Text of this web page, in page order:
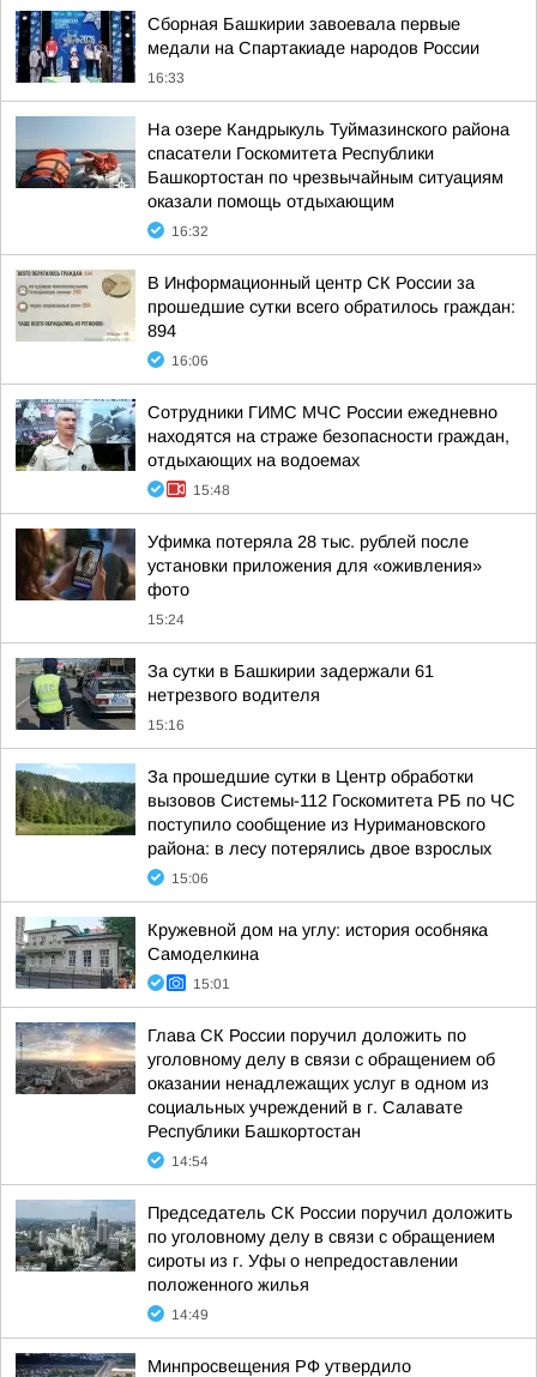
Сборная Башкирии завоевала первые
медали на Спартакиаде народов России
16:33
На озере Кандрыкуль Туймазинского района
спасатели Госкомитета Республики
Башкортостан по чрезвычайным ситуациям
оказали помощь отдыхающим
16:32
В Информационный центр СК России за
прошедшие сутки всего обратилось граждан:
894
16:06
Сотрудники ГИМС МЧС России ежедневно
находятся на страже безопасности граждан,
отдыхающих на водоемах
15:48
Уфимка потеряла 28 тыс. рублей после
установки приложения для «оживления»
фото
15:24
За сутки в Башкирии задержали 61
нетрезвого водителя
15:16
За прошедшие сутки в Центр обработки
вызовов Системы-112 Госкомитета РБ по ЧС
поступило сообщение из Нуримановского
района: в лесу потерялись двое взрослых
15:06
Кружевной дом на углу: история особняка
Самоделкина
15:01
Глава СК России поручил доложить по
уголовному делу в связи с обращением об
оказании ненадлежащих услуг в одном из
социальных учреждений в г. Салавате
Республики Башкортостан
14:54
Председатель СК России поручил доложить
по уголовному делу в связи с обращением
сироты из г. Уфы о непредоставлении
положенного жилья
14:49
Минпросвещения РФ утвердило